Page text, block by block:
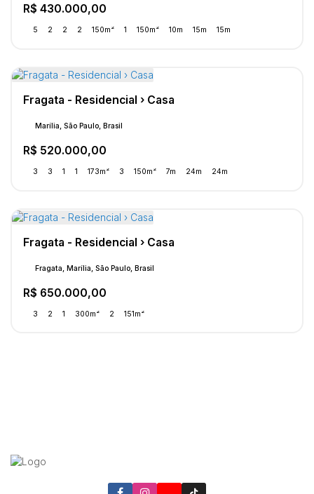
R$ 430.000,00
5 2 2 2 150m² 1 150m² 10m 15m 15m
Fragata - Residencial › Casa
R$ 520.000,00
Marília, São Paulo, Brasil
3 3 1 1 173m² 3 150m² 7m 24m 24m
Fragata - Residencial › Casa
R$ 650.000,00
Fragata, Marília, São Paulo, Brasil
3 2 1 300m² 2 151m²